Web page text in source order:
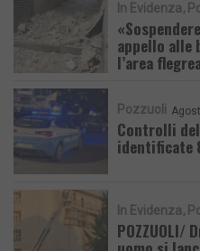
In Evidenza
appello alle
l’area
Pozzuoli
Controlli
identificate
In Evidenza
POZZUOLI/